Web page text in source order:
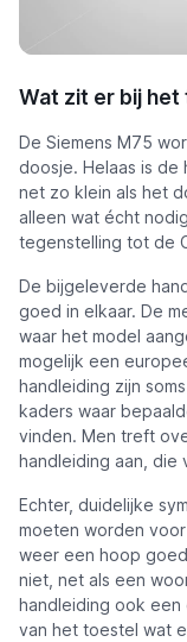
Wat zit er bij
De Siemens M75
doosje. Helaas is
net zo klein als het
alleen wat écht
tegenstelling tot de
De bijgeleverde
goed in elkaar. De
waar het model
mogelijk een
handleiding zijn
kaders waar
vinden. Men treft
handleiding aan, die
Echter, duidelijke
moeten worden
weer een hoop
niet, net als een
handleiding ook een
van het toestel wat